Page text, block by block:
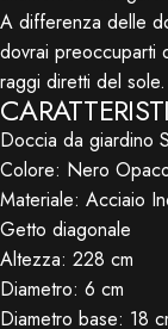
A differenza delle
dovrai preoccuparti
raggi diretti del
Doccia da giardino
Colore: Nero
Materiale: Acciaio
Getto diagonale
Altezza: 228 cm
Diametro: 6 cm
Diametro base: 18